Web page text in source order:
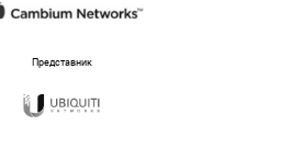
Представник